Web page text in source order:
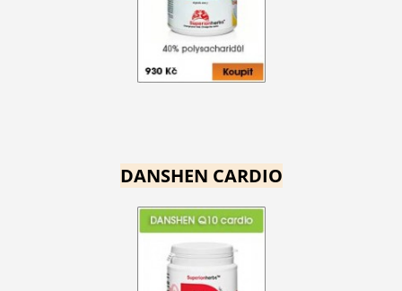
DANSHEN CARDIO